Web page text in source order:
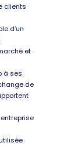
clients
d’un
et
à ses
de